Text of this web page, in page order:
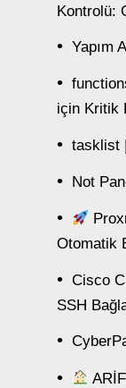
Kontrolü:
Yapım
için Kritik
tasklist
Not
Otomatik
Cisco
SSH